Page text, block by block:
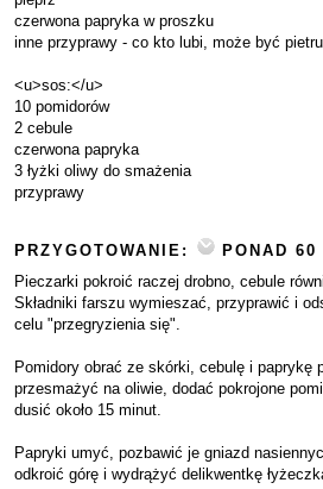
czerwona papryka w proszku
inne przyprawy - co kto lubi, może być
<u>sos:</u>
10 pomidorów
2 cebule
czerwona papryka
3 łyżki oliwy do smażenia
przyprawy
PRZYGOTOWANIE:
PONAD 60
Pieczarki pokroić raczej drobno, cebule
Składniki farszu wymieszać, przyprawić i
celu "przegryzienia się".
Pomidory obrać ze skórki, cebulę i paprykę
przesmażyć na oliwie, dodać pokrojone
dusić około 15 minut.
Papryki umyć, pozbawić je gniazd
odkroić górę i wydrążyć delikwentkę